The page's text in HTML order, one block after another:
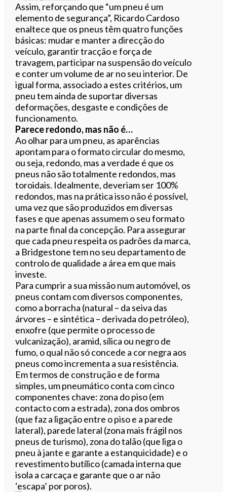
Assim, reforçando que “um pneu é um
elemento de segurança”, Ricardo Cardoso
enaltece que os pneus têm quatro funções
básicas: mudar e manter a direcção do
veículo, garantir tracção e força de
travagem, participar na suspensão do veículo
e conter um volume de ar no seu interior. De
igual forma, associado a estes critérios, um
pneu tem ainda de suportar diversas
deformações, desgaste e condições de
funcionamento.
Parece redondo, mas não é…
Ao olhar para um pneu, as aparências
apontam para o formato circular do mesmo,
ou seja, redondo, mas a verdade é que os
pneus não são totalmente redondos, mas
toroidais. Idealmente, deveriam ser 100%
redondos, mas na prática isso não é possível,
uma vez que são produzidos em diversas
fases e que apenas assumem o seu formato
na parte final da concepção. Para assegurar
que cada pneu respeita os padrões da marca,
a Bridgestone tem no seu departamento de
controlo de qualidade a área em que mais
investe.
Para cumprir a sua missão num automóvel, os
pneus contam com diversos componentes,
como a borracha (natural – da seiva das
árvores – e sintética – derivada do petróleo),
enxofre (que permite o processo de
vulcanização), aramid, sílica ou negro de
fumo, o qual não só concede a cor negra aos
pneus como incrementa a sua resistência.
Em termos de construção e de forma
simples, um pneumático conta com cinco
componentes chave: zona do piso (em
contacto com a estrada), zona dos ombros
(que faz a ligação entre o piso e a parede
lateral), parede lateral (zona mais frágil nos
pneus de turismo), zona do talão (que liga o
pneu à jante e garante a estanquicidade) e o
revestimento butílico (camada interna que
isola a carcaça e garante que o ar não
‘escapa’ por poros).